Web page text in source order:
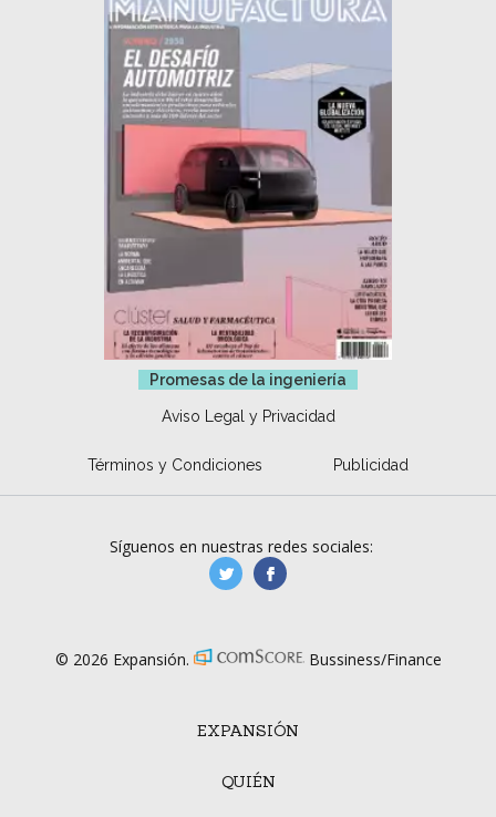
Promesas de la ingeniería
Aviso Legal y Privacidad
Términos y Condiciones Publicidad
EXPANSIÓN
QUIÉN
Síguenos en nuestras redes sociales:
manufacturaGE
© 2026 Expansión. Bussiness/Finance